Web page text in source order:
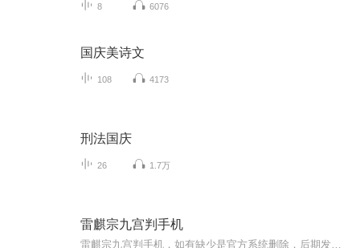
8 6076
国庆美诗文
108 4173
刑法国庆
26 1.7万
雷麒宗九宫判手机